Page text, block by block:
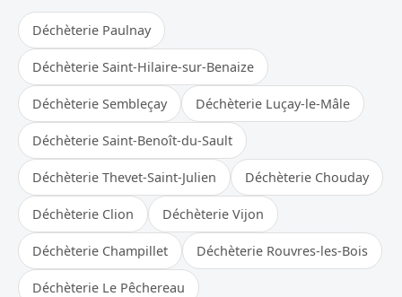
Déchèterie Paulnay
Déchèterie Saint-Hilaire-sur-Benaize
Déchèterie Sembleçay Déchèterie Luçay-le-Mâle
Déchèterie Saint-Benoît-du-Sault
Déchèterie Thevet-Saint-Julien Déchèterie Chouday
Déchèterie Clion Déchèterie Vijon
Déchèterie Champillet Déchèterie Rouvres-les-Bois
Déchèterie Le Pêchereau